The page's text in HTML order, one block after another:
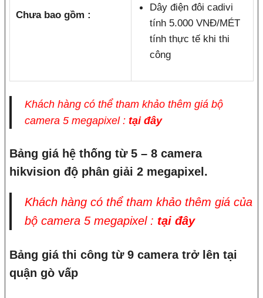
Chưa bao gồm :
Dây điện đôi cadivi
tính 5.000 VNĐ/MÉT
tính thực tế khi thi
công
Khách hàng có thể tham khảo thêm giá bộ
camera 5 megapixel :tại đây
Bảng giá hệ thống từ 5 – 8 camera
hikvision độ phân giải 2 megapixel.
Khách hàng có thể tham khảo thêm giá của
bộ camera 5 megapixel : tại đây
Bảng giá thi công từ 9 camera trở lên tại
quận gò vấp